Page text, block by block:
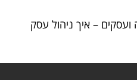
– איך ניהול עסק